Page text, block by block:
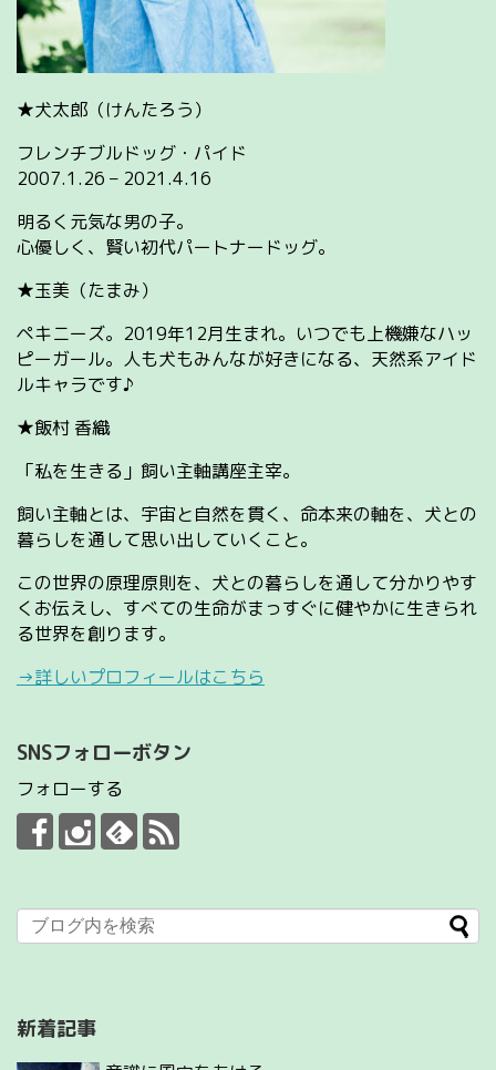
★犬太郎（けんたろう）
フレンチブルドッグ・パイド
2007.1.26 – 2021.4.16
明るく元気な男の子。
心優しく、賢い初代パートナードッグ。
★玉美（たまみ）
ペキニーズ。2019年12月生まれ。いつでも上機嫌なハッ
ピーガール。人も犬もみんなが好きになる、天然系アイド
ルキャラです♪
★飯村 香織
「私を生きる」飼い主軸講座主宰。
飼い主軸とは、宇宙と自然を貫く、命本来の軸を、犬との
暮らしを通して思い出していくこと。
この世界の原理原則を、犬との暮らしを通して分かりやす
くお伝えし、すべての生命がまっすぐに健やかに生きられ
る世界を創ります。
→詳しいプロフィールはこちら
SNSフォローボタン
フォローする
新着記事